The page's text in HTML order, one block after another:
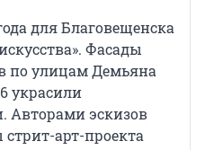
для Благовещенска
Фасады
улицам Демьяна
украсили
Авторами эскизов
арт-проекта